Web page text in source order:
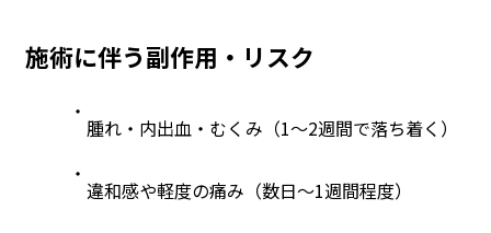
施術に伴う副作用・リスク
腫れ・内出血・むくみ（1～2週間で落ち着く）
違和感や軽度の痛み（数日～1週間程度）